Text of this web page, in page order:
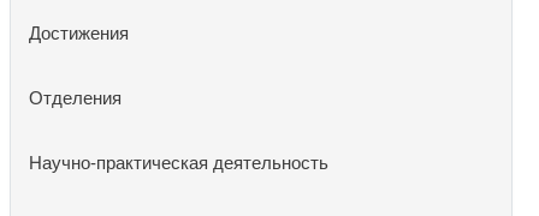
Достижения
Отделения
Научно-практическая деятельность